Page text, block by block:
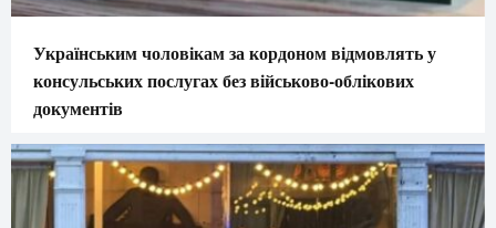
Українським чоловікам за кордоном відмовлять у
консульських послугах без військово-облікових
документів